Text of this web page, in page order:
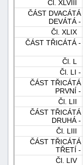
Čl. XLVIII
ČÁST DVACÁTÁ
DEVÁTÁ -
Čl. XLIX
ČÁST TŘICÁTÁ -
Čl. L
Čl. LI -
ČÁST TŘICÁTÁ
PRVNÍ -
Čl. LII
ČÁST TŘICÁTÁ
DRUHÁ -
Čl. LIII
ČÁST TŘICÁTÁ
TŘETÍ -
Čl. LIV